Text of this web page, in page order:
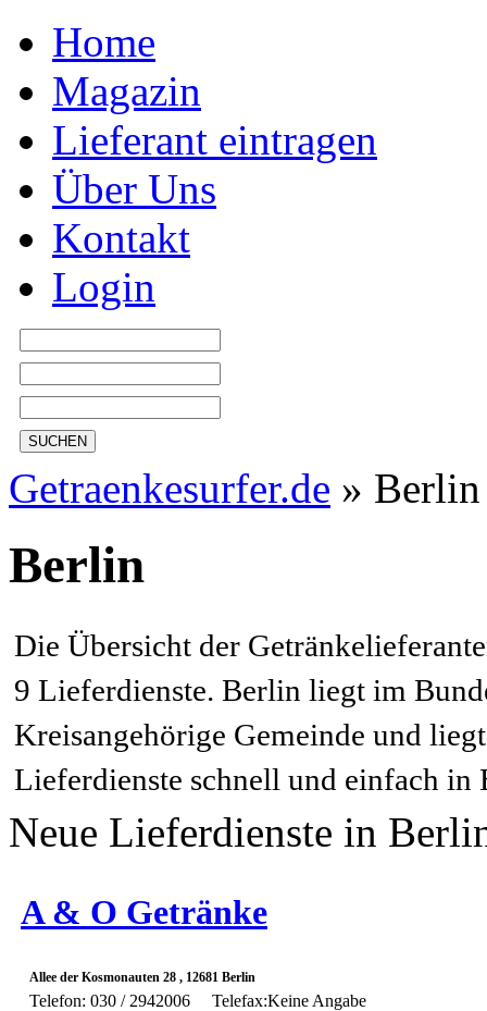
Home
Magazin
Lieferant eintragen
Über Uns
Kontakt
Login
SUCHEN
Getraenkesurfer.de »
Berlin
Die Übersicht der
9 Lieferdienste. Berlin liegt im
Kreisangehörige Gemeinde und
Lieferdienste schnell und einfach
Neue Lieferdienste in
A & O Getränke
Allee der Kosmonauten 28 , 12681 Berlin
Telefon: 030 / 2942006
Telefax:Keine Angabe